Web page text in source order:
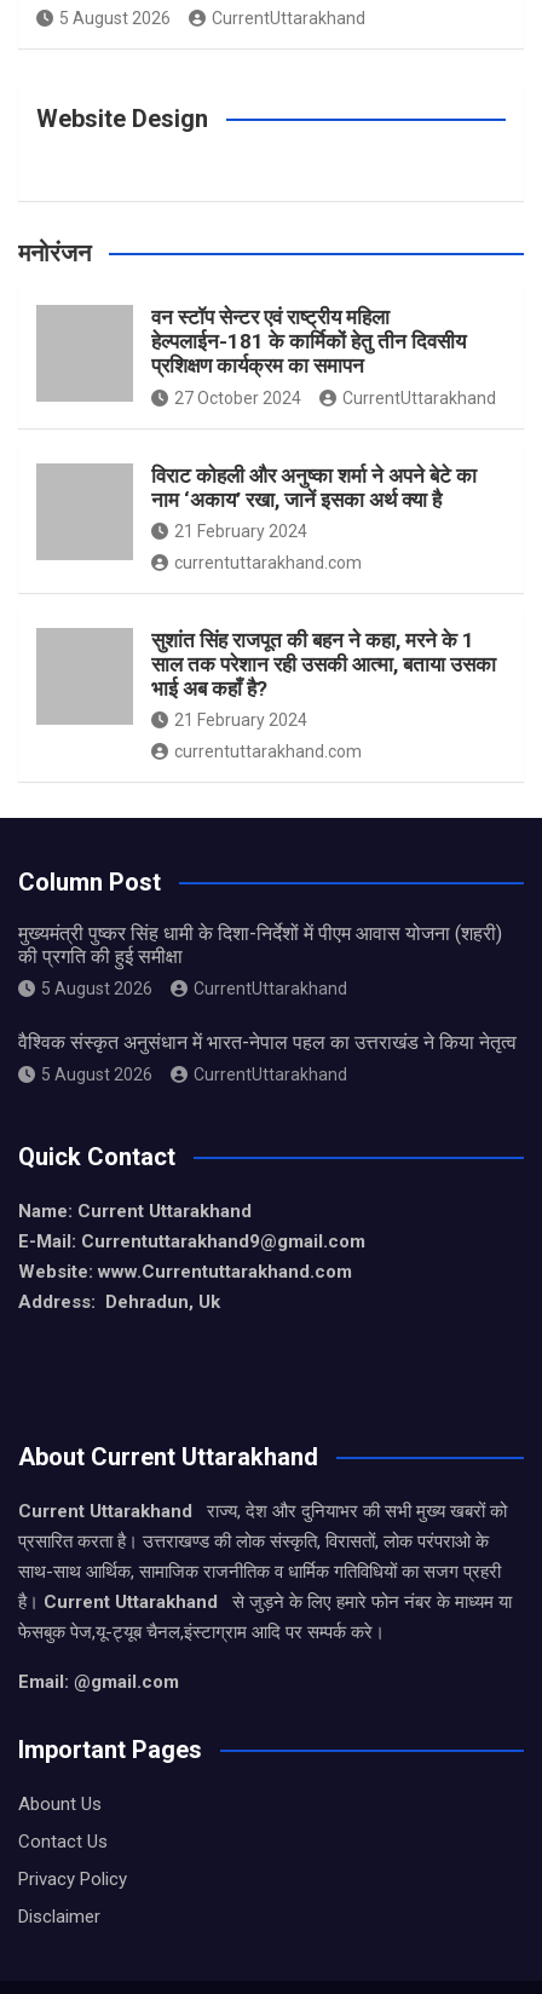
5 August 2026 CurrentUttarakhand
Website Design
मनोरंजन
वन स्टॉप सेन्टर एवं राष्ट्रीय महिला
हेल्पलाईन-181 के कार्मिकों हेतु तीन दिवसीय
प्रशिक्षण कार्यक्रम का समापन
27 October 2024 CurrentUttarakhand
विराट कोहली और अनुष्का शर्मा ने अपने बेटे का
नाम ‘अकाय’ रखा, जानें इसका अर्थ क्‍या है
21 February 2024
currentuttarakhand.com
सुशांत सिंह राजपूत की बहन ने कहा, मरने के 1
साल तक परेशान रही उसकी आत्मा, बताया उसका
भाई अब कहाँ है?
21 February 2024
currentuttarakhand.com
Column Post
मुख्यमंत्री पुष्कर सिंह धामी के दिशा-निर्देशों में पीएम आवास योजना (शहरी)
की प्रगति की हुई समीक्षा
5 August 2026 CurrentUttarakhand
वैश्विक संस्कृत अनुसंधान में भारत-नेपाल पहल का उत्तराखंड ने किया नेतृत्व
5 August 2026 CurrentUttarakhand
Quick Contact
Name: Current Uttarakhand
E-Mail: Currentuttarakhand9@gmail.com
Website: www.Currentuttarakhand.com
Address: Dehradun, Uk
About Current Uttarakhand
Current Uttarakhand
राज्य, देश और दुनियाभर की सभी मुख्य खबरों को
प्रसारित करता है। उत्तराखण्ड की लोक संस्कृति, विरासतों, लोक परंपराओ के
साथ-साथ आर्थिक, सामाजिक राजनीतिक व धार्मिक गतिविधियों का सजग प्रहरी
है। Current Uttarakhand
से जुड़ने के लिए हमारे फोन नंबर के माध्यम या
फेसबुक पेज,यू-ट्यूब चैनल,इंस्टाग्राम आदि पर सम्पर्क करे।
Email: @gmail.com
Important Pages
Abount Us
Contact Us
Privacy Policy
Disclaimer